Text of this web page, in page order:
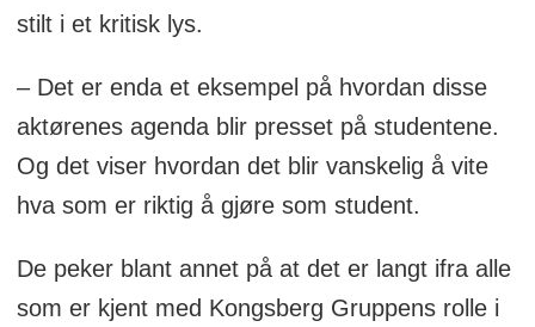
stilt i et kritisk lys.
– Det er enda et eksempel på hvordan disse
aktørenes agenda blir presset på studentene.
Og det viser hvordan det blir vanskelig å vite
hva som er riktig å gjøre som student.
De peker blant annet på at det er langt ifra alle
som er kjent med Kongsberg Gruppens rolle i